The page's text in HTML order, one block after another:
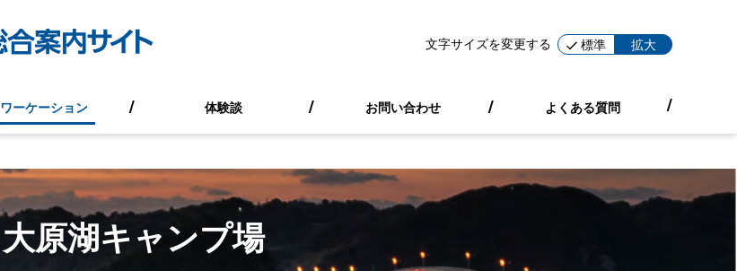
文字サイズを変更する 標準 拡大
ワーケーション 体験談 お問い合わせ よくある質問
大原湖キャンプ場